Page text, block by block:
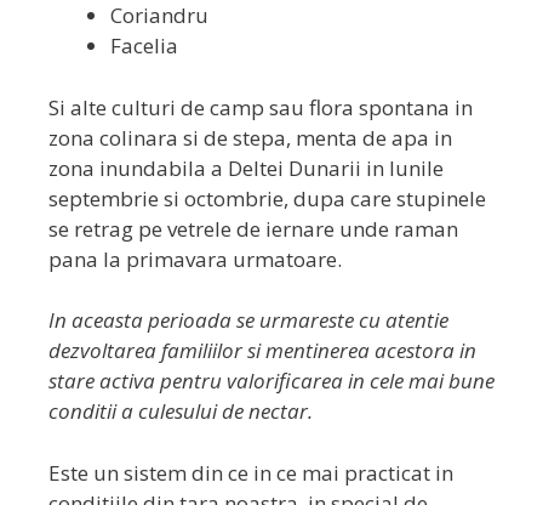
Coriandru
Facelia
Si alte culturi de camp sau flora spontana in
zona colinara si de stepa, menta de apa in
zona inundabila a Deltei Dunarii in lunile
septembrie si octombrie, dupa care stupinele
se retrag pe vetrele de iernare unde raman
pana la primavara urmatoare.
In aceasta perioada se urmareste cu atentie
dezvoltarea familiilor si mentinerea acestora in
stare activa pentru valorificarea in cele mai bune
conditii a culesului de nectar.
Este un sistem din ce in ce mai practicat in